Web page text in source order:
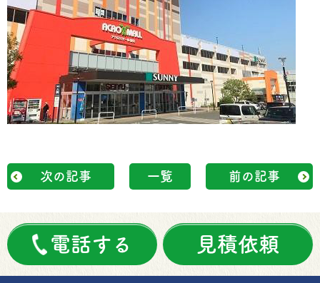
次の記事 一覧 前の記事
電話する 見積依頼